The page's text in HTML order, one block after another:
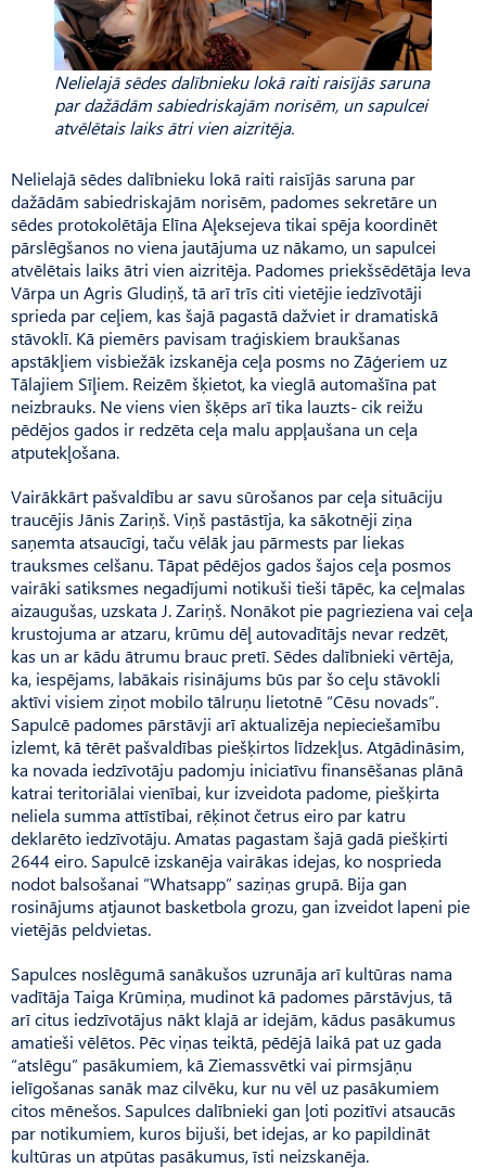
Nelielajā sēdes dalībnieku lokā raiti raisījās saruna
par dažādām sabiedriskajām norisēm, un sapulcei
atvēlētais laiks ātri vien aizritēja.
Nelielajā sēdes dalībnieku lokā raiti raisījās saruna par
dažādām sabiedriskajām norisēm, padomes sekretāre un
sēdes protokolētāja Elīna Aļeksejeva tikai spēja koordinēt
pārslēgšanos no viena jautājuma uz nākamo, un sapulcei
atvēlētais laiks ātri vien aizritēja. Padomes priekšsēdētāja Ieva
Vārpa un Agris Gludiņš, tā arī trīs citi vietējie iedzīvotāji
sprieda par ceļiem, kas šajā pagastā dažviet ir dramatiskā
stāvoklī. Kā piemērs pavisam traģiskiem braukšanas
apstākļiem visbiežāk izskanēja ceļa posms no Zāģeriem uz
Tālajiem Sīļiem. Reizēm šķietot, ka vieglā automašīna pat
neizbrauks. Ne viens vien šķēps arī tika lauzts- cik reižu
pēdējos gados ir redzēta ceļa malu appļaušana un ceļa
atputekļošana.
Vairākkārt pašvaldību ar savu sūrošanos par ceļa situāciju
traucējis Jānis Zariņš. Viņš pastāstīja, ka sākotnēji ziņa
saņemta atsaucīgi, taču vēlāk jau pārmests par liekas
trauksmes celšanu. Tāpat pēdējos gados šajos ceļa posmos
vairāki satiksmes negadījumi notikuši tieši tāpēc, ka ceļmalas
aizaugušas, uzskata J. Zariņš. Nonākot pie pagrieziena vai ceļa
krustojuma ar atzaru, krūmu dēļ autovadītājs nevar redzēt,
kas un ar kādu ātrumu brauc pretī. Sēdes dalībnieki vērtēja,
ka, iespējams, labākais risinājums būs par šo ceļu stāvokli
aktīvi visiem ziņot mobilo tālruņu lietotnē “Cēsu novads”.
Sapulcē padomes pārstāvji arī aktualizēja nepieciešamību
izlemt, kā tērēt pašvaldības piešķirtos līdzekļus. Atgādināsim,
ka novada iedzīvotāju padomju iniciatīvu finansēšanas plānā
katrai teritoriālai vienībai, kur izveidota padome, piešķirta
neliela summa attīstībai, rēķinot četrus eiro par katru
deklarēto iedzīvotāju. Amatas pagastam šajā gadā piešķirti
2644 eiro. Sapulcē izskanēja vairākas idejas, ko nosprieda
nodot balsošanai “Whatsapp” saziņas grupā. Bija gan
rosinājums atjaunot basketbola grozu, gan izveidot lapeni pie
vietējās peldvietas.
Sapulces noslēgumā sanākušos uzrunāja arī kultūras nama
vadītāja Taiga Krūmiņa, mudinot kā padomes pārstāvjus, tā
arī citus iedzīvotājus nākt klajā ar idejām, kādus pasākumus
amatieši vēlētos. Pēc viņas teiktā, pēdējā laikā pat uz gada
“atslēgu” pasākumiem, kā Ziemassvētki vai pirmsjāņu
ielīgošanas sanāk maz cilvēku, kur nu vēl uz pasākumiem
citos mēnešos. Sapulces dalībnieki gan ļoti pozitīvi atsaucās
par notikumiem, kuros bijuši, bet idejas, ar ko papildināt
kultūras un atpūtas pasākumus, īsti neizskanēja.